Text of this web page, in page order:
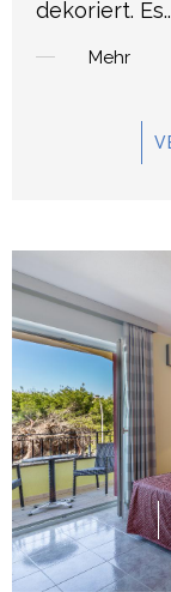
dekoriert. Es
Mehr